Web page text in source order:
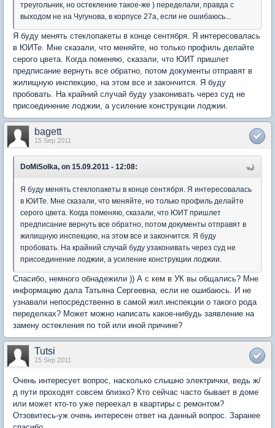
треугольник, но остекление такое-же ) переделали, правда с
выходом не на Чугунова, в корпусе 27а, если не ошибаюсь...
Я буду менять стеклопакеты в конце сентября. Я интересовалась
в ЮИТе. Мне сказали, что меняйте, но только профиль делайте
серого цвета. Когда поменяю, сказали, что ЮИТ пришлет
предписание вернуть все обратно, потом документы отправят в
жилищную инспекцию, на этом все и закончится. Я буду
пробовать. На крайний случай буду узаконивать через суд не
присоединение лоджии, а усиление конструкции лоджии.
bagett
15 Sep 2011
DoMiSolka, on 15.09.2011 - 12:08:
Я буду менять стеклопакеты в конце сентября. Я интересовалась
в ЮИТе. Мне сказали, что меняйте, но только профиль делайте
серого цвета. Когда поменяю, сказали, что ЮИТ пришлет
предписание вернуть все обратно, потом документы отправят в
жилищную инспекцию, на этом все и закончится. Я буду
пробовать. На крайний случай буду узаконивать через суд не
присоединение лоджии, а усиление конструкции лоджии.
Спасибо, немного обнадежили )) А с кем в УК вы общались? Мне
информацию дала Татьяна Сергеевна, если не ошибаюсь. И не
узнавали непосредственно в самой жил.инспекции о такого рода
переделках? Может можно написать какое-нибудь заявление на
замену остекления по той или иной причине?
Tutsi
15 Sep 2011
Очень интересует вопрос, насколько слышно электрички, ведь ж/
д пути проходят совсем близко? Кто сейчас часто бывает в доме
или может кто-то уже переехал в квартиры с ремонтом?
Отзовитесь-уж очень интересен ответ на данный вопрос. Заранее